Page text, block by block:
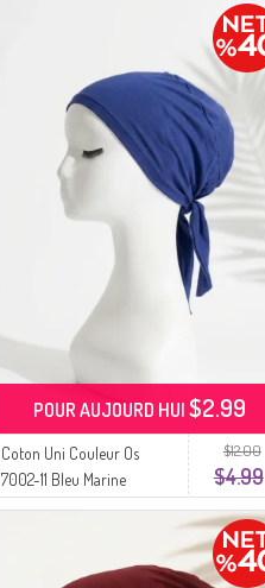
$12.00
$4.99
Coton Uni Couleur Os
7002-11 Bleu Marine
POUR AUJOURD HUI$2.99